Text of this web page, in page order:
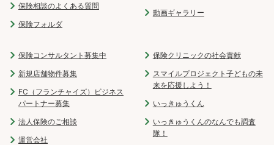
保険相談のよくある質問
保険フォルダ
動画ギャラリー
保険コンサルタント募集中
新規店舗物件募集
FC（フランチャイズ）ビジネス
パートナー募集
法人保険のご相談
運営会社
保険クリニックの社会貢献
スマイルプロジェクト子どもの未
来を応援しよう！
いっきゅうくん
いっきゅうくんのなんでも調査
隊！